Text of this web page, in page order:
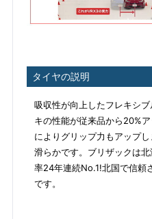
タイヤの説明
吸収性が向上したフレキシ
キの性能が従来品から20%
によりグリップ力もアップ
滑らかです。ブリザックは
率24年連続No.1!北国で信頼
です。